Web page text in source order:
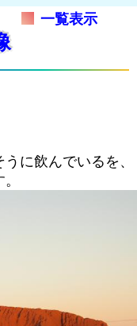
一覧表示
に飲んでいるを、